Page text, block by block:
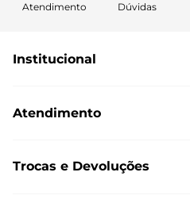
Atendimento Dúvidas
Institucional
Políticas de Privacidade
Formas de Entrega
Atendimento
Fale conosco pelo WhatsApp
Trocas e Devoluções